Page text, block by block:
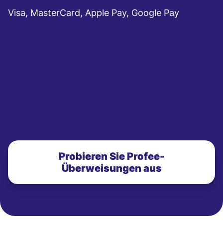
Visa, MasterCard, Apple Pay, Google Pay
Probieren Sie Profee-
Überweisungen aus